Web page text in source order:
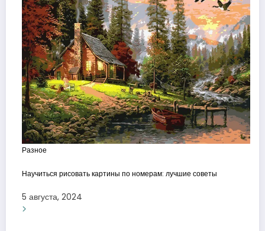
Разное
Научиться рисовать картины по номерам: лучшие советы
5 августа, 2024